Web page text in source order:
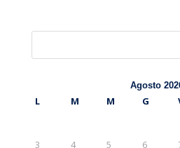
Agosto
L M M G
3
4 5 6